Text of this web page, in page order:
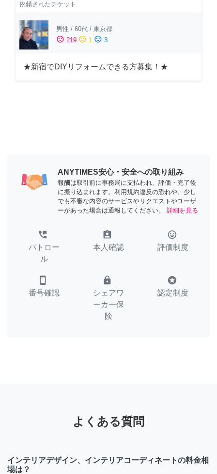
依頼されたチケット
男性 / 60代 / 東京都
sentiment_satisfied 219 sentiment_neutral 1 sentiment_dissatisfied 3
★新宿でDIYリフォームできる方募集！★
ANYTIMES安心・安全への取り組み
報酬は取引前に事務局に支払われ、評価・完了後
に振り込まれます。利用規約違反の恐れや、少し
でも不審な内容のサービスやリクエストやユーザ
ーがあった場合は通報してください。
詳細を見る
perm_phone_msg
パトロー
ル
assignment_ind
本人確認
tag_faces
評価制度
smartphone
番号確認
lock
シェアワ
ーカー保
険
stars
認定制度
よくある質問
インテリアデザイン、インテリアコーディネートの料金相
場は？